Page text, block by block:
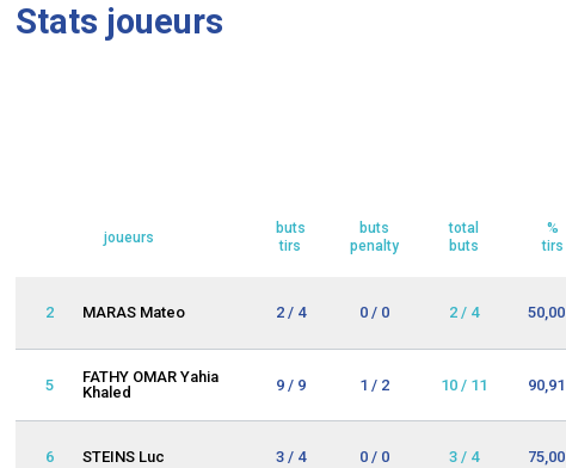
Stats joueurs
joueurs
buts
tirs
buts
penalty
total
buts
%
tirs
2 MARAS Mateo 2 / 4 0 / 0 2 / 4 50,00
5
FATHY OMAR Yahia
Khaled
9 / 9 1 / 2 10 / 11 90,91
6 STEINS Luc 3 / 4 0 / 0 3 / 4 75,00